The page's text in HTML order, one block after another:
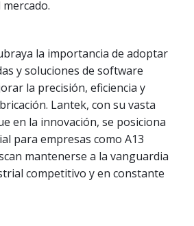
la importancia de adoptar
y soluciones de software
la precisión, eficiencia y
Lantek, con su vasta
en la innovación, se posiciona
para empresas como A13
mantenerse a la vanguardia
competitivo y en constante